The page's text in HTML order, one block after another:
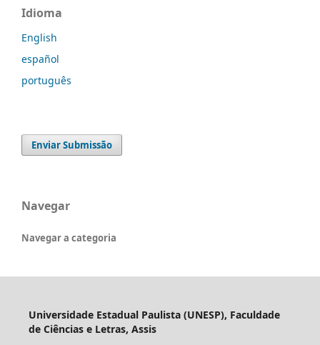
Idioma
English
español
português
Enviar Submissão
Navegar
Navegar a categoria
Universidade Estadual Paulista (UNESP), Faculdade
de Ciências e Letras, Assis